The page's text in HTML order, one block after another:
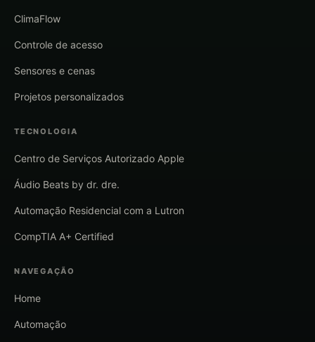
ClimaFlow
Controle de acesso
Sensores e cenas
Projetos personalizados
TECNOLOGIA
Centro de Serviços Autorizado Apple
Áudio Beats by dr. dre.
Automação Residencial com a Lutron
CompTIA A+ Certified
NAVEGAÇÃO
Home
Automação